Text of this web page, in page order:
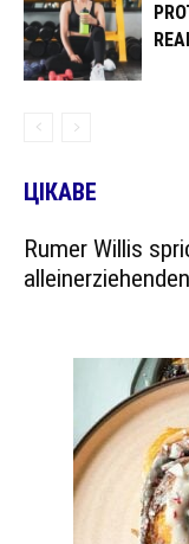
ЦІКАВЕ
Rumer Willis